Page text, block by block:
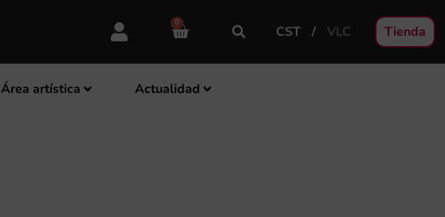
0
CST VLC Tienda
Área artística Actualidad